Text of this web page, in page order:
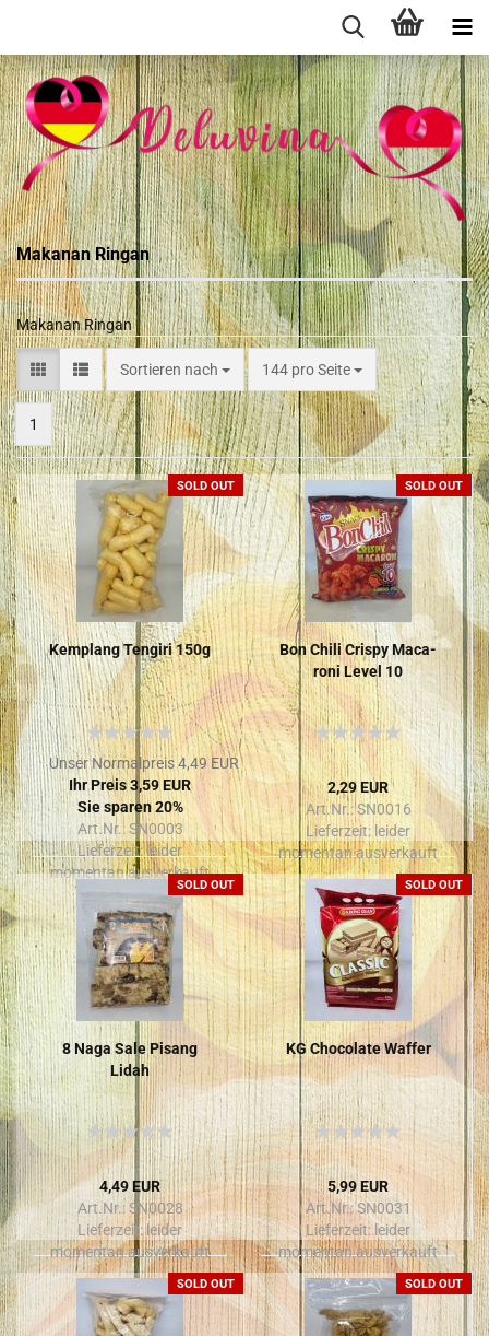
Makanan Ringan
Makanan Ringan
Sortieren nach 144 pro Seite
1
SOLD OUT
Kem­plang Te­ngi­ri 150g
Unser Normalpreis 4,49 EUR
Ihr Preis 3,59 EUR
Sie sparen 20%
Art.Nr.: SN0003
Lieferzeit:leider
momentan ausverkauft
SOLD OUT
Bon Chili Cris­py Ma­ca­
ro­ni Level 10
2,29 EUR
Art.Nr.: SN0016
Lieferzeit:leider
momentan ausverkauft
SOLD OUT
8 Naga Sale Pi­sang
Lidah
4,49 EUR
Art.Nr.: SN0028
Lieferzeit:leider
momentan ausverkauft
SOLD OUT
KG Cho­co­la­te Wa­ffer
5,99 EUR
Art.Nr.: SN0031
Lieferzeit:leider
momentan ausverkauft
SOLD OUT SOLD OUT